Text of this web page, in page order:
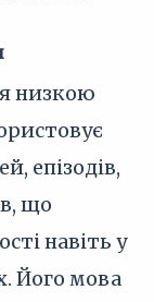
низкою
епізодів,
що
навіть у
Його мова